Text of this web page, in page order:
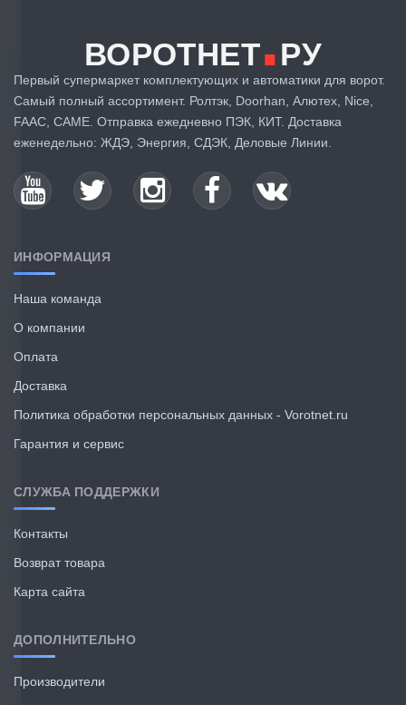
ВОРОТНЕТ.РУ
Первый супермаркет комплектующих и автоматики для ворот.
Самый полный ассортимент. Ролтэк, Doorhan, Алютех, Nice,
FAAC, CAME. Отправка ежедневно ПЭК, КИТ. Доставка
еженедельно: ЖДЭ, Энергия, СДЭК, Деловые Линии.
ИНФОРМАЦИЯ
Наша команда
О компании
Оплата
Доставка
Политика обработки персональных данных - Vorotnet.ru
Гарантия и сервис
СЛУЖБА ПОДДЕРЖКИ
Контакты
Возврат товара
Карта сайта
ДОПОЛНИТЕЛЬНО
Производители